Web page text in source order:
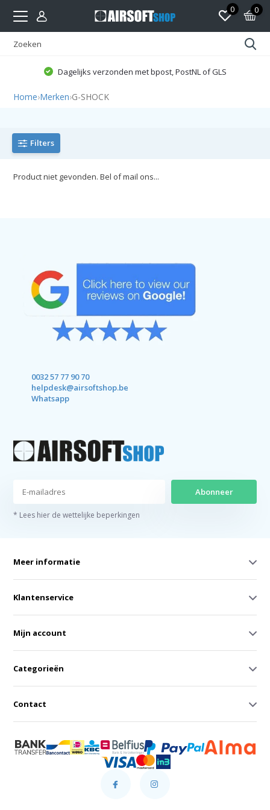
0 0
Dagelijks verzonden met bpost, PostNL of GLS
Home›Merken›G-SHOCK
Filters
Product niet gevonden. Bel of mail ons...
0032 57 77 90 70
helpdesk@airsoftshop.be
Whatsapp
Abonneer
* Lees hier de wettelijke beperkingen
Meer informatie
Klantenservice
Mijn account
Categorieën
Contact